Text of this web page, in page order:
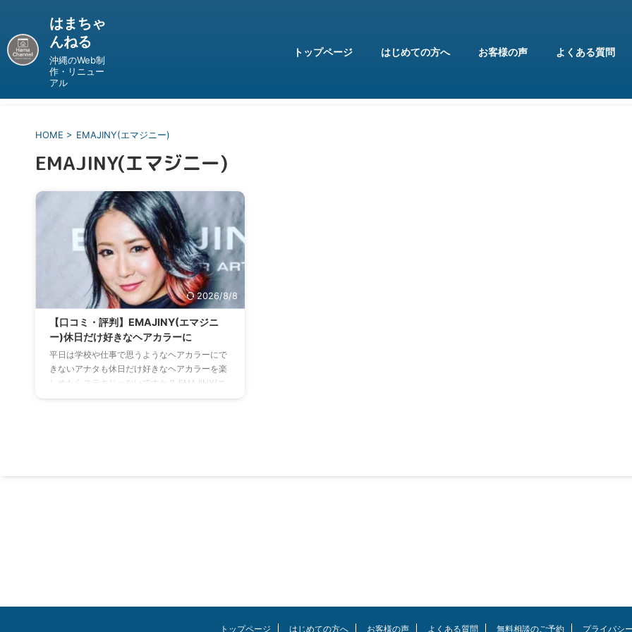
はまちゃ
んねる
沖縄のWeb制
作・リニュー
アル
トップページ はじめての方へ お客様の声 よくある質問
HOME > EMAJINY(エマジニー)
EMAJINY(エマジニー)
2026/8/8
【口コミ・評判】EMAJINY(エマジニ
ー)休日だけ好きなヘアカラーに
平日は学校や仕事で思うようなヘアカラーにで
きないアナタも休日だけ好きなヘアカラーを楽
しめたらステキじゃないですか？ EMAJINY(エ
マジニー)のヘアカラーはワックスのように髪に
トップページ はじめての方へ お客様の声 よくある質問 無料相談のご予約 プライバシ